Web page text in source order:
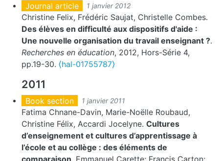
Journal article 1 janvier 2012
Christine Felix, Frédéric Saujat, Christelle Combes.
Des élèves en difficulté aux dispositifs d'aide :
Une nouvelle organisation du travail enseignant ?.
Recherches en éducation, 2012, Hors-Série 4,
pp.19-30. ⟨hal-01755787⟩
2011
Book section 1 janvier 2011
Fatima Chnane-Davin, Marie-Noëlle Roubaud,
Christine Félix, Accardi Jocelyne. Cultures
d’enseignement et cultures d’apprentissage à
l’école et au collège : des éléments de